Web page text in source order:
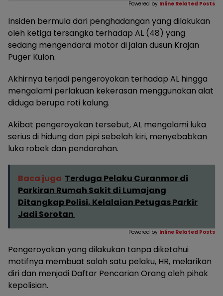
Powered by Inline Related Posts
Insiden bermula dari penghadangan yang dilakukan
oleh ketiga tersangka terhadap AL (48) yang
sedang mengendarai motor di jalan dusun Krajan
Puger Kulon.
Akhirnya terjadi pengeroyokan terhadap AL hingga
mengalami perlakuan kekerasan menggunakan alat
diduga berupa roti kalung.
Akibat pengeroyokan tersebut, AL mengalami luka
serius di hidung dan pipi sebelah kiri, menyebabkan
luka robek dan pendarahan.
Baca juga Terduga Pelaku Curanmor di
Parkiran Rumah Sakit di Lumajang
Ditangkap Polisi, Kelalaian Petugas Parkir
Jadi Sorotan
Powered by Inline Related Posts
Pengeroyokan yang dilakukan tanpa diketahui
motifnya membuat salah satu pelaku, HR, melarikan
diri dan menjadi Daftar Pencarian Orang oleh pihak
kepolisian.